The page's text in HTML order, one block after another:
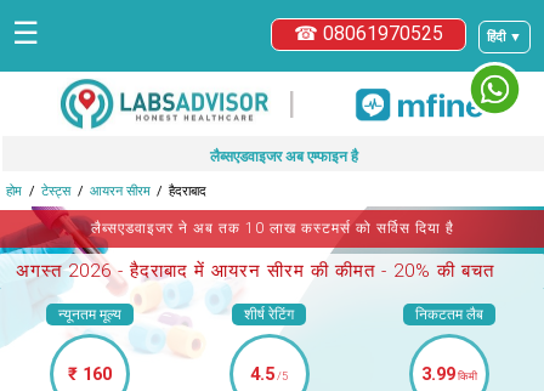
हिंदी ▼
☎ 08061970525
☰
|
लैब्सएडवाइजर अब एम्फाइन है
होम टेस्ट्स आयरन सीरम हैदराबाद
लैब्सएडवाइजर ने अब तक 10 लाख कस्टमर्स को सर्विस दिया है
अगस्त 2026 -हैदराबाद में आयरन सीरम की कीमत - 20% की बचत
न्यूनतम मूल्य
₹ 160
शीर्ष रेटिंग
4.5/5
निकटतम लैब
3.99किमी